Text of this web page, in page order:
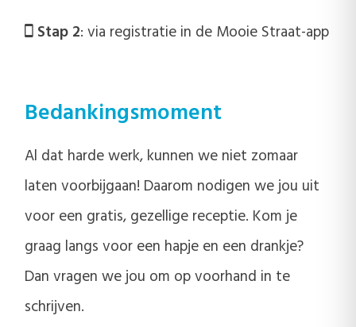
Stap 2: via registratie in de Mooie Straat-app
Bedankingsmoment
Al dat harde werk, kunnen we niet zomaar
laten voorbijgaan! Daarom nodigen we jou uit
voor een gratis, gezellige receptie. Kom je
graag langs voor een hapje en een drankje?
Dan vragen we jou om op voorhand in te
schrijven.